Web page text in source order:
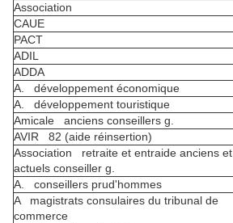
Association
CAUE
PACT
ADIL
ADDA
A. développement économique
A. développement touristique
Amicale anciens conseillers g.
AVIR 82 (aide réinsertion)
Association retraite et entraide anciens et
actuels conseiller g.
A. conseillers prud'hommes
A magistrats consulaires du tribunal de
commerce